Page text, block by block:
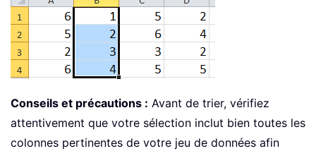
Conseils et précautions : Avant de trier, vérifiez
attentivement que votre sélection inclut bien toutes les
colonnes pertinentes de votre jeu de données afin